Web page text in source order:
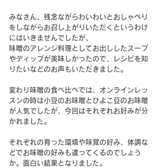
みなさん、残念ながらわいわいとおしゃべり
をしながらお召し上がりいただくというわけ
にはいきませんでしたが、
味噌のアレンジ料理としてお出ししたスープ
やディップが美味しかったので、レシピを知
りたいなどのお声もいただきました。
変わり味噌の食べ比べでは、オンラインレッ
スンの時は小豆のお味噌とひよこ豆のお味噌
が人気でしたが、今回はそれぞれお好みが分
かれました。
それぞれの育った環境や味覚の好み、体調な
どでお味噌の好みも違ってくるのでしょう
か。面白い結果となりました。